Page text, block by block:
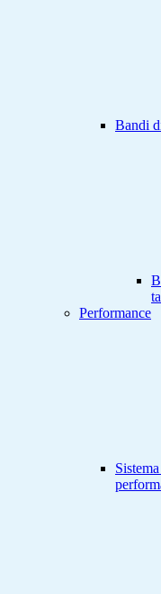
Bandi
Performance